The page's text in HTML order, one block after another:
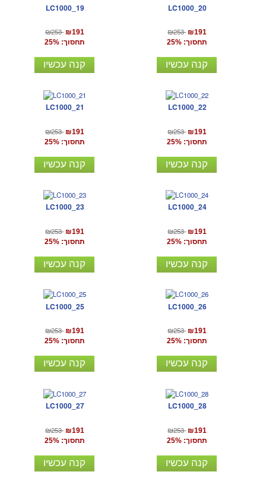
LC1000_19
₪253 ₪191
תחסוך: 25%
קנה עכשיו
LC1000_20
₪253 ₪191
תחסוך: 25%
קנה עכשיו
LC1000_21
₪253 ₪191
תחסוך: 25%
קנה עכשיו
LC1000_22
₪253 ₪191
תחסוך: 25%
קנה עכשיו
LC1000_23
₪253 ₪191
תחסוך: 25%
קנה עכשיו
LC1000_24
₪253 ₪191
תחסוך: 25%
קנה עכשיו
LC1000_25
₪253 ₪191
תחסוך: 25%
קנה עכשיו
LC1000_26
₪253 ₪191
תחסוך: 25%
קנה עכשיו
LC1000_27
₪253 ₪191
תחסוך: 25%
קנה עכשיו
LC1000_28
₪253 ₪191
תחסוך: 25%
קנה עכשיו